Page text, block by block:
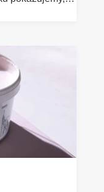
i akcenty. To
Ci tworzyć